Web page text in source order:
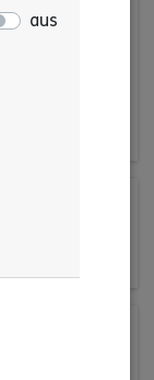
aus